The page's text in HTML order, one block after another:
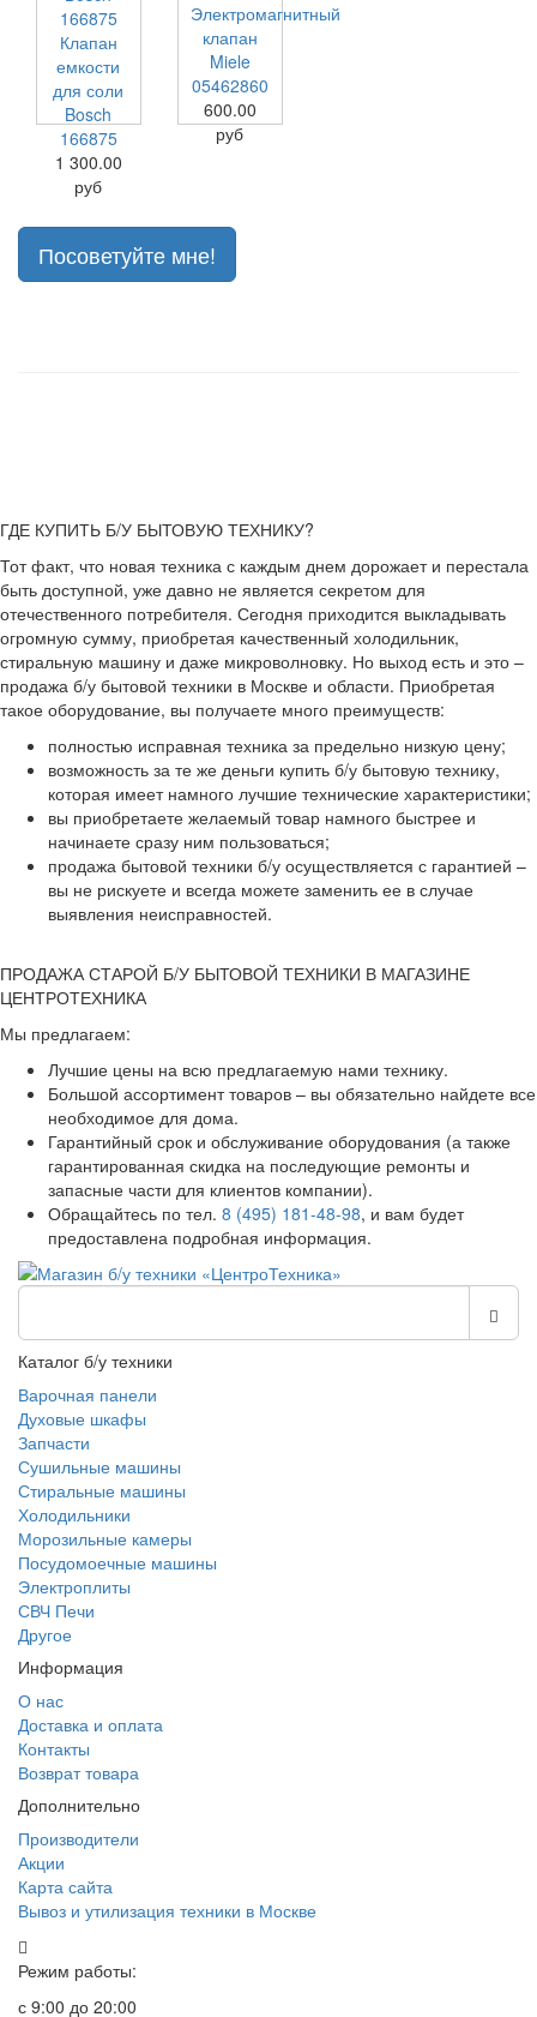
Клапан
емкости
для соли
Bosch
166875
1 300.00
руб
Электромагнитный
клапан
Miele
05462860
600.00
руб
Посоветуйте мне!
ГДЕ КУПИТЬ Б/У БЫТОВУЮ ТЕХНИКУ?
Тот факт, что новая техника с каждым днем дорожает и перестала
быть доступной, уже давно не является секретом для
отечественного потребителя. Сегодня приходится выкладывать
огромную сумму, приобретая качественный холодильник,
стиральную машину и даже микроволновку. Но выход есть и это –
продажа б/у бытовой техники в Москве и области. Приобретая
такое оборудование, вы получаете много преимуществ:
полностью исправная техника за предельно низкую цену;
возможность за те же деньги купить б/у бытовую технику,
которая имеет намного лучшие технические характеристики;
вы приобретаете желаемый товар намного быстрее и
начинаете сразу ним пользоваться;
продажа бытовой техники б/у осуществляется с гарантией –
вы не рискуете и всегда можете заменить ее в случае
выявления неисправностей.
ПРОДАЖА СТАРОЙ Б/У БЫТОВОЙ ТЕХНИКИ В МАГАЗИНЕ
ЦЕНТРОТЕХНИКА
Мы предлагаем:
Лучшие цены на всю предлагаемую нами технику.
Большой ассортимент товаров – вы обязательно найдете все
необходимое для дома.
Гарантийный срок и обслуживание оборудования (а также
гарантированная скидка на последующие ремонты и
запасные части для клиентов компании).
Обращайтесь по тел. 8 (495) 181-48-98, и вам будет
предоставлена подробная информация.
Каталог б/у техники
Варочная панели
Духовые шкафы
Запчасти
Сушильные машины
Стиральные машины
Холодильники
Морозильные камеры
Посудомоечные машины
Электроплиты
СВЧ Печи
Другое
Информация
О нас
Доставка и оплата
Контакты
Возврат товара
Дополнительно
Производители
Акции
Карта сайта
Вывоз и утилизация техники в Москве
Режим работы:
с 9:00 до 20:00